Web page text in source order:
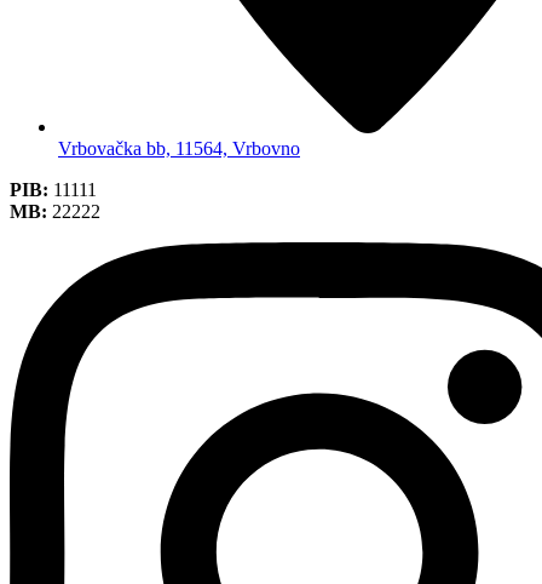
Vrbovačka bb, 11564, Vrbovno
PIB: 11111
MB: 22222